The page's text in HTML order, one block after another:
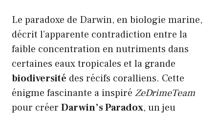
Le paradoxe de Darwin, en biologie marine,
décrit l’apparente contradiction entre la
faible concentration en nutriments dans
certaines eaux tropicales et la grande
biodiversité des récifs coralliens. Cette
énigme fascinante a inspiré ZeDrimeTeam
pour créer Darwin’s Paradox, un jeu